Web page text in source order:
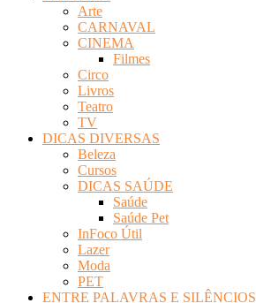
Arte
CARNAVAL
CINEMA
Filmes
Circo
Livros
Teatro
TV
DICAS DIVERSAS
Beleza
Cursos
DICAS SAÚDE
Saúde
Saúde Pet
InFoco Útil
Lazer
Moda
PET
ENTRE PALAVRAS E SILÊNCIOS